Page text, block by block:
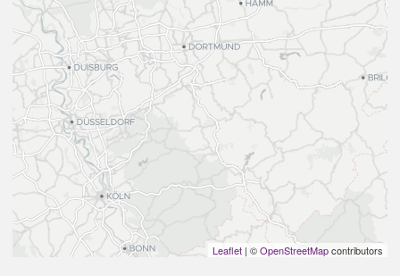
Leaflet | ©OpenStreetMapcontributors